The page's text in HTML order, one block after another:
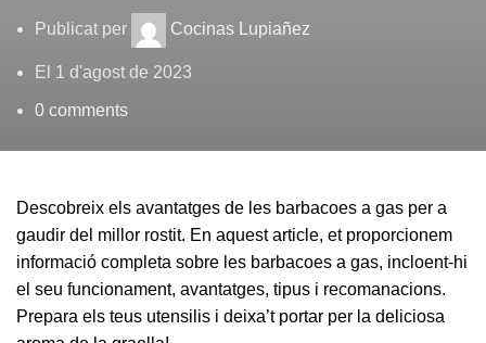
Publicat per Cocinas Lupiañez
El 1 d'agost de 2023
0 comments
Descobreix els avantatges de les barbacoes a gas per a
gaudir del millor rostit. En aquest article, et proporcionem
informació completa sobre les barbacoes a gas, incloent-hi
el seu funcionament, avantatges, tipus i recomanacions.
Prepara els teus utensilis i deixa’t portar per la deliciosa